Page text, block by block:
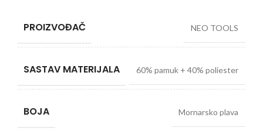
PROIZVOĐAČ NEO TOOLS
SASTAV MATERIJALA 60% pamuk + 40% poliester
BOJA Mornarsko plava